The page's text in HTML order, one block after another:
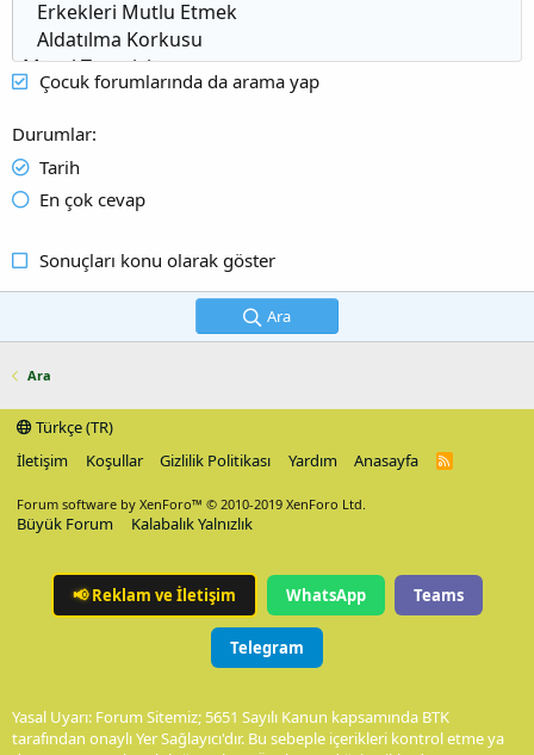
Çocuk forumlarında da arama yap
Durumlar
Tarih
En çok cevap
Sonuçları konu olarak göster
Ara
Ara
Türkçe (TR)
İletişim
Koşullar Gizlilik Politikası Yardım Anasayfa
R
Forum software by XenForo™ © 2010-2019 XenForo Ltd.
Büyük Forum Kalabalık Yalnızlık
📢Reklam ve İletişim WhatsApp Teams
Telegram
Yasal Uyarı: Forum Sitemiz; 5651 Sayılı Kanun kapsamında BTK
tarafından onaylı Yer Sağlayıcı'dır. Bu sebeple içerikleri kontrol etme ya